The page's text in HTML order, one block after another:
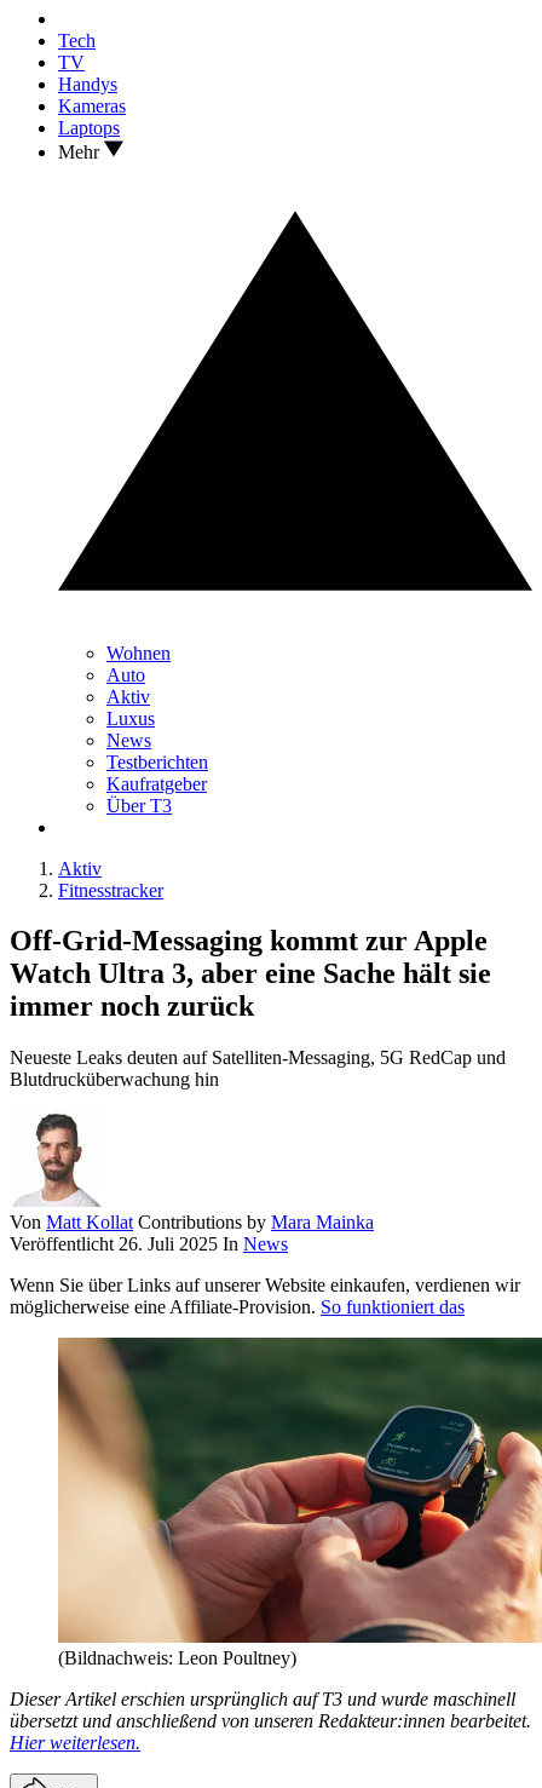
Tech
TV
Handys
Kameras
Laptops
Mehr
Wohnen
Auto
Aktiv
Luxus
News
Testberichten
Kaufratgeber
Über T3
Aktiv
Fitnesstracker
Off-Grid-Messaging kommt zur Apple
Watch Ultra 3, aber eine Sache hält sie
immer noch zurück
Neueste Leaks deuten auf Satelliten-Messaging, 5G RedCap und
Blutdrucküberwachung hin
Von Matt Kollat Contributions by Mara Mainka
Veröffentlicht 26. Juli 2025 In News
Wenn Sie über Links auf unserer Website einkaufen, verdienen wir
möglicherweise eine Affiliate-Provision. So funktioniert das
(Bildnachweis: Leon Poultney)
Dieser Artikel erschien ursprünglich auf T3 und wurde maschinell
übersetzt und anschließend von unseren Redakteur:innen bearbeitet.
Hier weiterlesen.